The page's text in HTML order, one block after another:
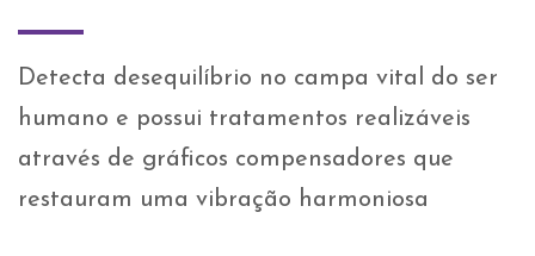
Detecta desequilíbrio no campa vital do ser
humano e possui tratamentos realizáveis
através de gráficos compensadores que
restauram uma vibração harmoniosa